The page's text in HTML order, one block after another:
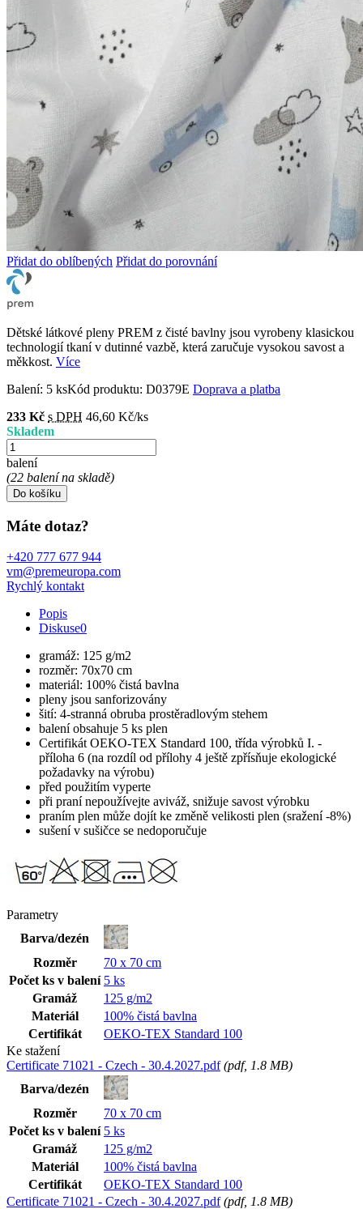
Přidat do oblíbených Přidat do porovnání
Dětské látkové pleny PREM z čisté bavlny jsou vyrobeny klasickou
technologií tkaní v dutinné vazbě, která zaručuje vysokou savost a
měkkost. Více
Balení: 5 ksKód produktu: D0379E Doprava a platba
233 Kč s DPH 46,60 Kč/ks
Skladem
balení
(22 balení na skladě)
Do košíku
Máte dotaz?
+420 777 677 944
vm@premeuropa.com
Rychlý kontakt
Popis
Diskuse0
gramáž: 125 g/m2
rozměr: 70x70 cm
materiál: 100% čistá bavlna
pleny jsou sanforizovány
šití: 4-stranná obruba prostěradlovým stehem
balení obsahuje 5 ks plen
Certifikát OEKO-TEX Standard 100, třída výrobků I. -
příloha 6 (na rozdíl od přílohy 4 ještě zpřísňuje ekologické
požadavky na výrobu)
před použitím vyperte
při praní nepoužívejte aviváž, snižuje savost výrobku
praním plen může dojít ke změně velikosti plen (sražení -8%)
sušení v sušičce se nedoporučuje
Parametry
Barva/dezén
Rozměr
70 x 70 cm
Počet ks v balení 5 ks
Gramáž
125 g/m2
Materiál
100% čistá bavlna
Certifikát
OEKO-TEX Standard 100
Ke stažení
Certificate 71021 - Czech - 30.4.2027.pdf (pdf, 1.8 MB)
Barva/dezén
Rozměr
70 x 70 cm
Počet ks v balení 5 ks
Gramáž
125 g/m2
Materiál
100% čistá bavlna
Certifikát
OEKO-TEX Standard 100
Certificate 71021 - Czech - 30.4.2027.pdf (pdf, 1.8 MB)